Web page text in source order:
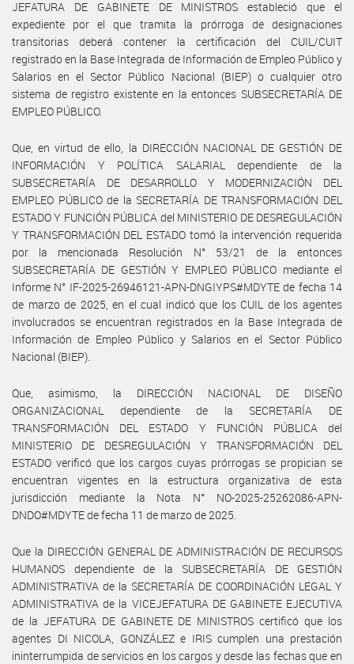
JEFATURA DE GABINETE DE MINISTROS estableció que el
expediente por el que tramita la prórroga de designaciones
transitorias deberá contener la certificación del CUIL/CUIT
registrado en la Base Integrada de Información de Empleo Público y
Salarios en el Sector Público Nacional (BIEP) o cualquier otro
sistema de registro existente en la entonces SUBSECRETARÍA DE
EMPLEO PÚBLICO.
Que, en virtud de ello, la DIRECCIÓN NACIONAL DE GESTIÓN DE
INFORMACIÓN Y POLÍTICA SALARIAL dependiente de la
SUBSECRETARÍA DE DESARROLLO Y MODERNIZACIÓN DEL
EMPLEO PÚBLICO de la SECRETARÍA DE TRANSFORMACIÓN DEL
ESTADO Y FUNCIÓN PÚBLICA del MINISTERIO DE DESREGULACIÓN
Y TRANSFORMACIÓN DEL ESTADO tomó la intervención requerida
por la mencionada Resolución N° 53/21 de la entonces
SUBSECRETARÍA DE GESTIÓN Y EMPLEO PÚBLICO mediante el
Informe N° IF-2025-26946121-APN-DNGIYPS#MDYTE de fecha 14
de marzo de 2025, en el cual indicó que los CUIL de los agentes
involucrados se encuentran registrados en la Base Integrada de
Información de Empleo Público y Salarios en el Sector Público
Nacional (BIEP).
Que, asimismo, la DIRECCIÓN NACIONAL DE DISEÑO
ORGANIZACIONAL dependiente de la SECRETARÍA DE
TRANSFORMACIÓN DEL ESTADO Y FUNCIÓN PÚBLICA del
MINISTERIO DE DESREGULACIÓN Y TRANSFORMACIÓN DEL
ESTADO verificó que los cargos cuyas prórrogas se propician se
encuentran vigentes en la estructura organizativa de esta
jurisdicción mediante la Nota N° NO-2025-25262086-APN-
DNDO#MDYTE de fecha 11 de marzo de 2025.
Que la DIRECCIÓN GENERAL DE ADMINISTRACIÓN DE RECURSOS
HUMANOS dependiente de la SUBSECRETARÍA DE GESTIÓN
ADMINISTRATIVA de la SECRETARÍA DE COORDINACIÓN LEGAL Y
ADMINISTRATIVA de la VICEJEFATURA DE GABINETE EJECUTIVA
de la JEFATURA DE GABINETE DE MINISTROS certificó que los
agentes DI NICOLA, GONZÁLEZ e IRIS cumplen una prestación
ininterrumpida de servicios en los cargos y desde las fechas que en